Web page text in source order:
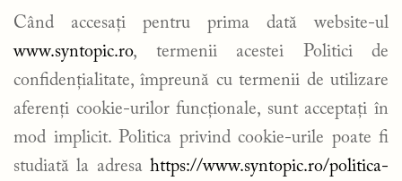
Când accesați pentru prima dată website-ul
www.syntopic.ro, termenii acestei Politici de
confidențialitate, împreună cu termenii de utilizare
aferenți cookie-urilor funcționale, sunt acceptați în
mod implicit. Politica privind cookie-urile poate fi
studiată la adresahttps://www.syntopic.ro/politica-